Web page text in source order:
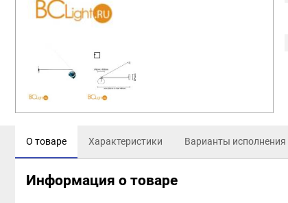
О товаре Характеристики Варианты исполнения
Информация о товаре